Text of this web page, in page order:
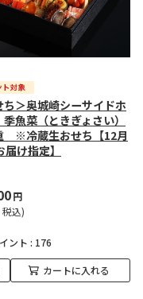
ち＞奥城崎シーサイドホ
魚菜（ときぎょさい）
※冷蔵生おせち【12月
け指定】
円
込)
ント : 176
カートに入れる